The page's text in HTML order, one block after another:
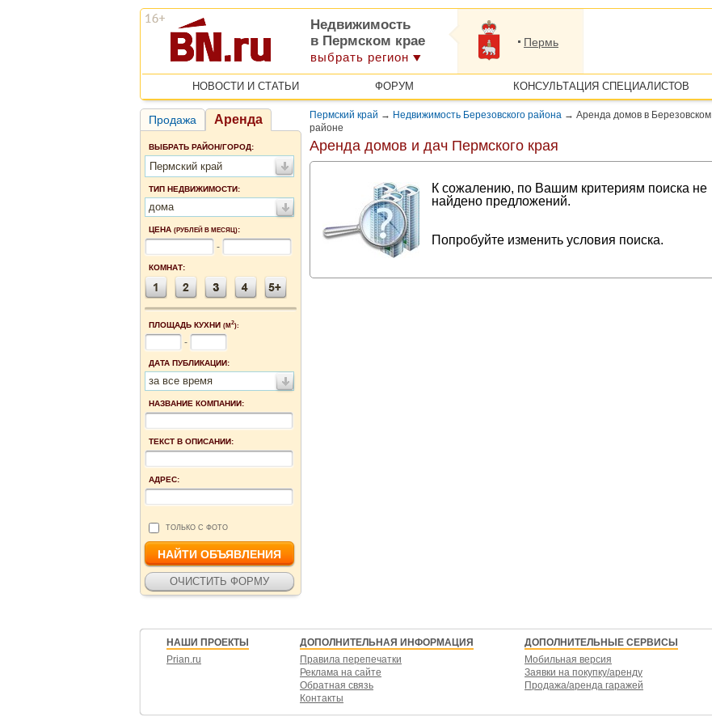
Недвижимость
в Пермском крае
выбрать регион
Пермь
НОВОСТИ И СТАТЬИ ФОРУМ КОНСУЛЬТАЦИЯ СПЕЦИАЛИСТОВ
Продажа Аренда
ВЫБРАТЬ РАЙОН/ГОРОД:
Пермский край
ТИП НЕДВИЖИМОСТИ:
дома
ЦЕНА (РУБЛЕЙ В МЕСЯЦ):
-
КОМНАТ:
ПЛОЩАДЬ КУХНИ (М2):
-
ДАТА ПУБЛИКАЦИИ:
за все время
НАЗВАНИЕ КОМПАНИИ:
ТЕКСТ В ОПИСАНИИ:
АДРЕС:
ТОЛЬКО С ФОТО
Пермский край → Недвижимость Березовского района → Аренда домов в Березовском
районе
Аренда домов и дач Пермского края
К сожалению, по Вашим критериям поиска не
найдено предложений.
Попробуйте изменить условия поиска.
НАШИ ПРОЕКТЫ
Prian.ru
ДОПОЛНИТЕЛЬНАЯ ИНФОРМАЦИЯ
Правила перепечатки
Реклама на сайте
Обратная связь
Контакты
ДОПОЛНИТЕЛЬНЫЕ СЕРВИСЫ
Мобильная версия
Заявки на покупку/аренду
Продажа/аренда гаражей